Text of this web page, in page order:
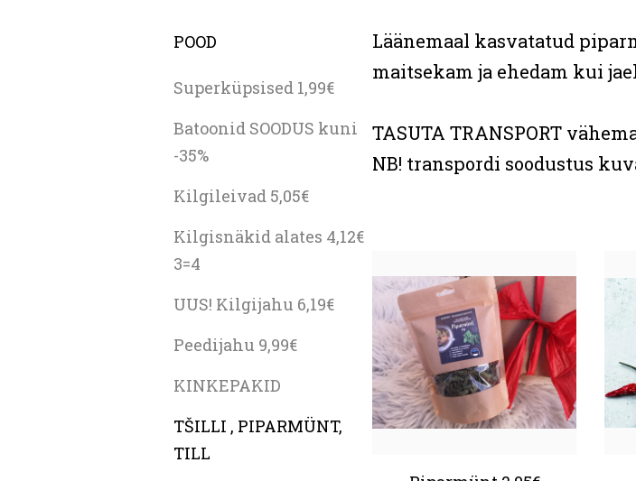
POOD
Superküpsised 1,99€
Batoonid SOODUS kuni
-35%
Kilgileivad 5,05€
Kilgisnäkid alates 4,12€
3=4
UUS! Kilgijahu 6,19€
Peedijahu 9,99€
KINKEPAKID
TŠILLI , PIPARMÜNT,
TILL
Läänemaal kasvatatud
maitsekam ja ehedam kui
TASUTA TRANSPORT
NB! transpordi soodustus